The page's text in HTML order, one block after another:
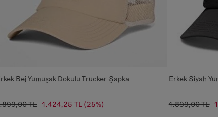
Bej Yumuşak Dokulu Trucker Şapka
TL 1.424,25 TL (25%)
Erkek Siyah
1.899,00 TL